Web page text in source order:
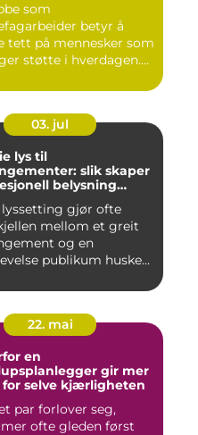
som
betyr å
tett på mennesker som
støtte i hverdagen.
03. jul
lys til
slik skaper
belysning
lyssetting gjør ofte
mellom et greit
og en
publikum husker
22. mai
en
gir mer
for selve kjærligheten
par forlover seg,
ofte gleden først